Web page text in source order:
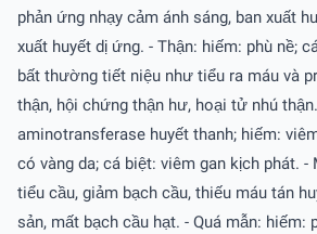
phản ứng nhạy cảm ánh sáng, ban xuất
xuất huyết dị ứng. - Thận: hiếm: phù nề;
bất thường tiết niệu như tiểu ra máu và
thận, hội chứng thận hư, hoại tử nhú
aminotransferase huyết thanh; hiếm:
có vàng da; cá biệt: viêm gan kịch phát. -
tiểu cầu, giảm bạch cầu, thiếu máu tán
sản, mất bạch cầu hạt. - Quá mẫn: hiếm: